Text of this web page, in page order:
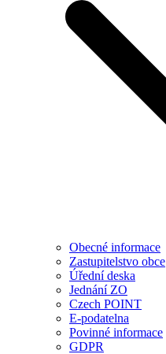
Obecné informace
Zastupitelstvo obce
Úřední deska
Jednání ZO
Czech POINT
E-podatelna
Povinné informace
GDPR